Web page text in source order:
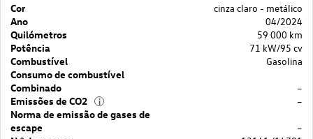
Cor
cinza claro - metálico
Ano
04/2024
Quilómetros
59 000 km
Potência
71 kW/95 cv
Combustível
Gasolina
Consumo de combustível
Combinado
–
Emissões de CO2
i
–
Norma de emissão de gases de
escape
–